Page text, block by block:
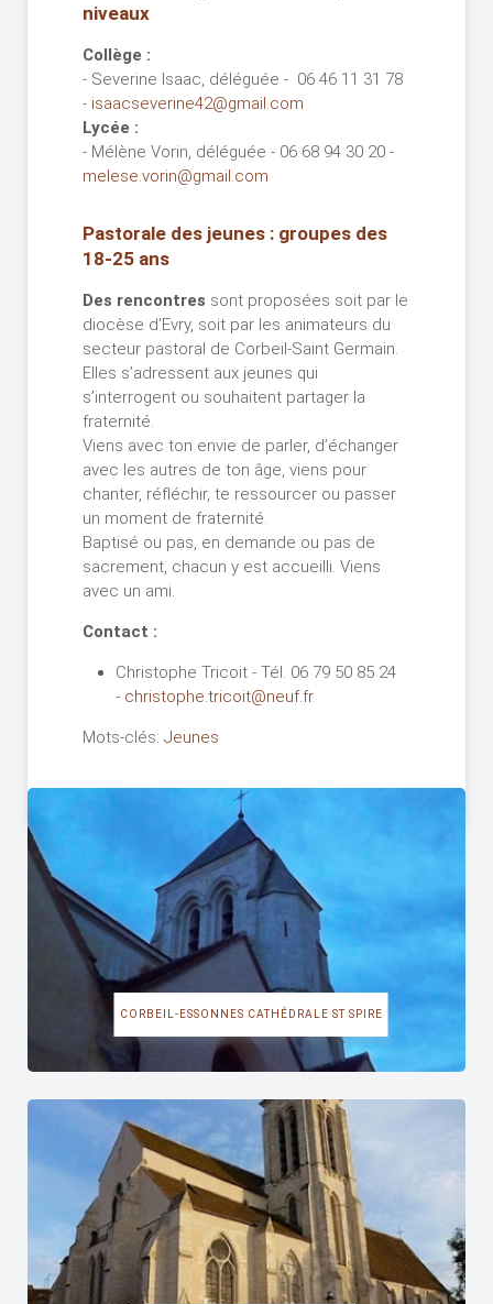
niveaux
Collège :
- Severine Isaac, déléguée - 06 46 11 31 78
- isaacseverine42@gmail.com
Lycée :
- Mélène Vorin, déléguée - 06 68 94 30 20 -
melese.vorin@gmail.com
Pastorale des jeunes : groupes des
18-25 ans
Des rencontres sont proposées soit par le
diocèse d’Evry, soit par les animateurs du
secteur pastoral de Corbeil-Saint Germain.
Elles s’adressent aux jeunes qui
s’interrogent ou souhaitent partager la
fraternité.
Viens avec ton envie de parler, d’échanger
avec les autres de ton âge, viens pour
chanter, réfléchir, te ressourcer ou passer
un moment de fraternité.
Baptisé ou pas, en demande ou pas de
sacrement, chacun y est accueilli. Viens
avec un ami.
Contact :
Christophe Tricoit - Tél. 06 79 50 85 24
- christophe.tricoit@neuf.fr
Mots-clés: Jeunes
CORBEIL-ESSONNES CATHÉDRALE ST SPIRE